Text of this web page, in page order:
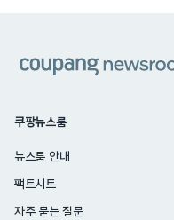
쿠팡뉴스룸
뉴스룸 안내
팩트시트
자주 묻는 질문